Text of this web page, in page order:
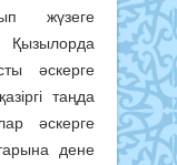
жүзеге
әскерге
таңда
әскерге
дене